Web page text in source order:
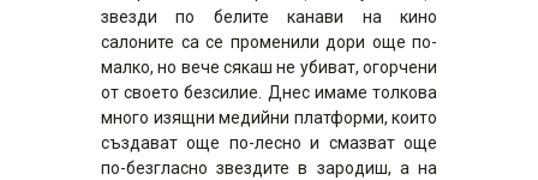
звезди по белите канави на кино
салоните са се променили дори още по-
малко, но вече сякаш не убиват, огорчени
от своето безсилие. Днес имаме толкова
много изящни медийни платформи, които
създават още по-лесно и смазват още
по-безгласно звездите в зародиш, а на